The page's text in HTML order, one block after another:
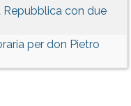
con due
per don Pietro